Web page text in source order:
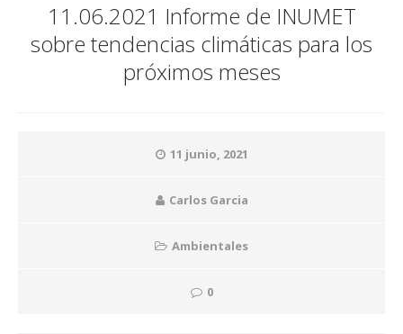
11.06.2021 Informe de INUMET
sobre tendencias climáticas para los
próximos meses
11 junio, 2021
Carlos Garcia
Ambientales
0